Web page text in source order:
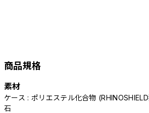
商品規格
素材
ケース : ポリエステル化合物
石